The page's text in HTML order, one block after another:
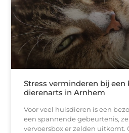
Stress verminderen bij een
dierenarts in Arnhem
Voor veel huisdieren is een
een spannende gebeurtenis,
vervoersbox er zelden uitkomt.